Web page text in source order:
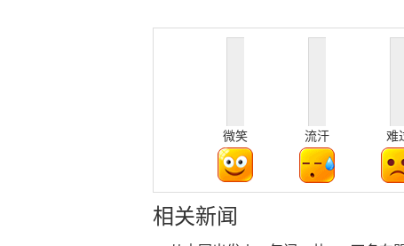
微笑 流汗 难
相关新闻